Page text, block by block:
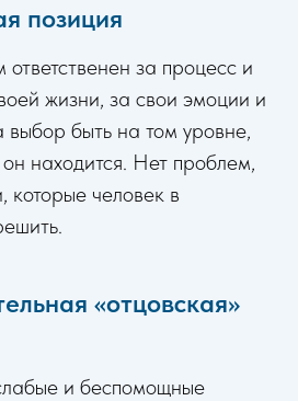
позиция
за процесс и
жизни, за свои эмоции и
выбор быть на том уровне,
находится. Нет проблем,
которые человек в
«отцовская»
и беспомощные